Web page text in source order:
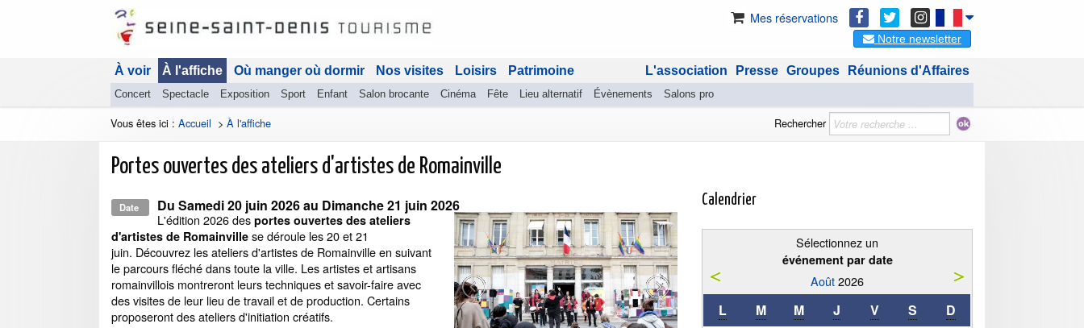
Mes réservations
Notre newsletter
À voir À l'affiche
Concert Spectacle Exposition Sport Enfant Salon brocante Cinéma Fête Lieu alternatif Évènements Salons pro
Où manger où dormir Nos visites Loisirs Patrimoine Réunions d'Affaires
Groupes
Presse
L'association
Vous êtes ici : Accueil > À l'affiche Rechercher
Portes ouvertes des ateliers d'artistes de Romainville
Date Du Samedi 20 juin 2026au Dimanche 21 juin 2026
L'édition 2026 des portes ouvertes des ateliers
d'artistes de Romainville se déroule les 20 et 21
juin. Découvrez les ateliers d'artistes de Romainville en suivant
le parcours fléché dans toute la ville. Les artistes et artisans
romainvillois montreront leurs techniques et savoir-faire avec
des visites de leur lieu de travail et de production. Certains
proposeront des ateliers d'initiation créatifs.
Calendrier
Sélectionnez un
événement par date
Août2026
L M M J V S D